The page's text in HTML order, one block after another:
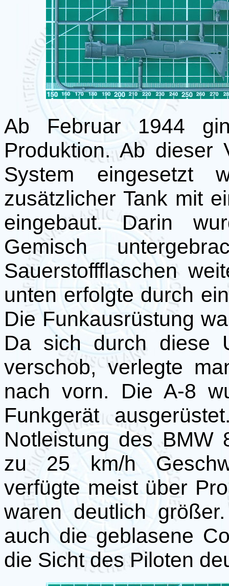
Ab Februar 1944
Produktion. Ab dieser
System eingesetzt
zusätzlicher Tank mit
eingebaut. Darin
Gemisch
Sauerstoffflaschen
unten erfolgte durch
Die Funkausrüstung
Da sich durch diese
verschob, verlegte
nach vorn. Die A-8
Funkgerät
Notleistung des BMW
zu 25 km/h
verfügte meist über
waren deutlich
auch die geblasene
die Sicht des Piloten